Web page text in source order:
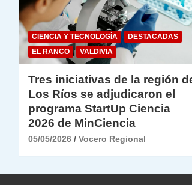
CIENCIA Y TECNOLOGÍA
DESTACADAS
EL RANCO
VALDIVIA
Tres iniciativas de la región
Los Ríos se adjudicaron el
programa StartUp Ciencia
2026 de MinCiencia
05/05/2026 Vocero Regional